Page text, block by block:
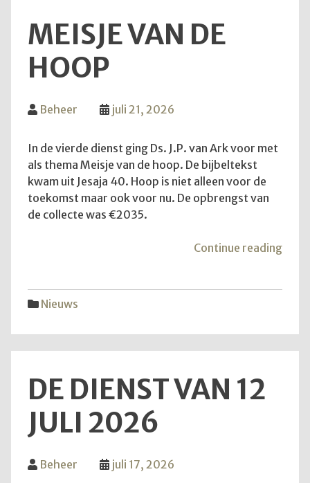
MEISJE VAN DE
HOOP
Beheer juli 21, 2026
In de vierde dienst ging Ds. J.P. van Ark voor met
als thema Meisje van de hoop. De bijbeltekst
kwam uit Jesaja 40. Hoop is niet alleen voor de
toekomst maar ook voor nu. De opbrengst van
de collecte was €2035.
Continue reading
Nieuws
DE DIENST VAN 12
JULI 2026
Beheer juli 17, 2026